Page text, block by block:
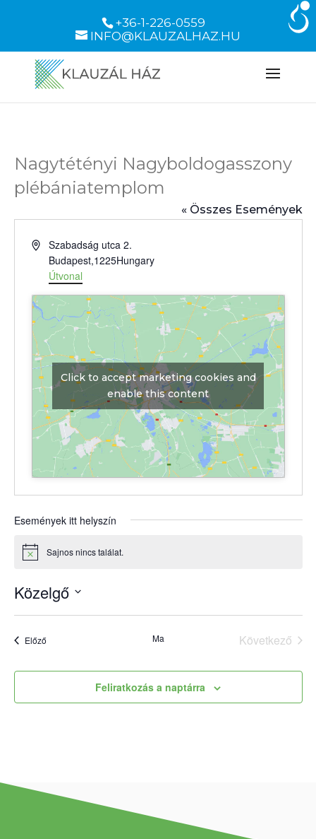
+36-1-226-0559
INFO@KLAUZALHAZ.HU
Nagytétényi Nagyboldogasszony
plébániatemplom
« Összes Események
CímSzabadság utca 2.
Budapest,1225Hungary
Útvonal
Click to accept marketing cookies and
enable this content
Események itt helyszín
Notice Sajnos nincs találat.
Közelgő
Dátum
ElőzőEsemények Ma
Következő
Feliratkozás a naptárra